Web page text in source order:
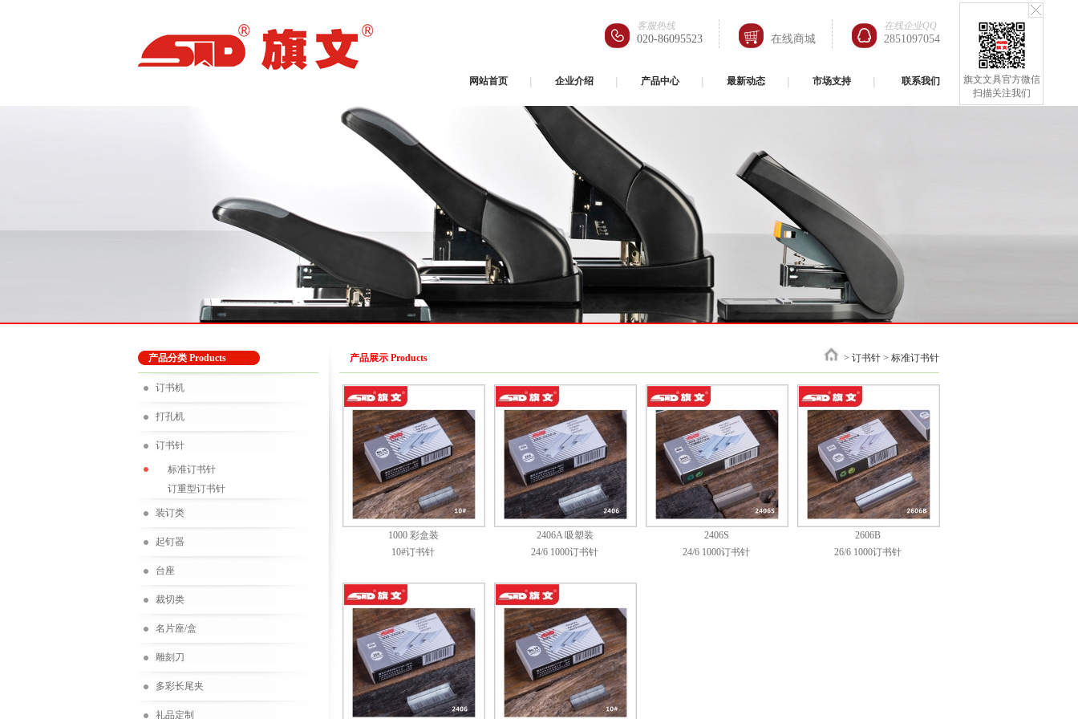
客服热线
020-86095523 在线商城
在线企业QQ
2851097054
网站首页 企业介绍 产品中心 最新动态 市场支持 联系我们
旗文文具官方微信
扫描关注我们
产品分类 Products
订书机
打孔机
订书针
标准订书针
订重型订书针
装订类
起钉器
台座
裁切类
名片座/盒
雕刻刀
多彩长尾夹
礼品定制
产品展示 Products > 订书针 > 标准订书针
1000 彩盒装
10#订书针
2406A 吸塑装
24/6 1000订书针
2406S
24/6 1000订书针
2606B
26/6 1000订书针